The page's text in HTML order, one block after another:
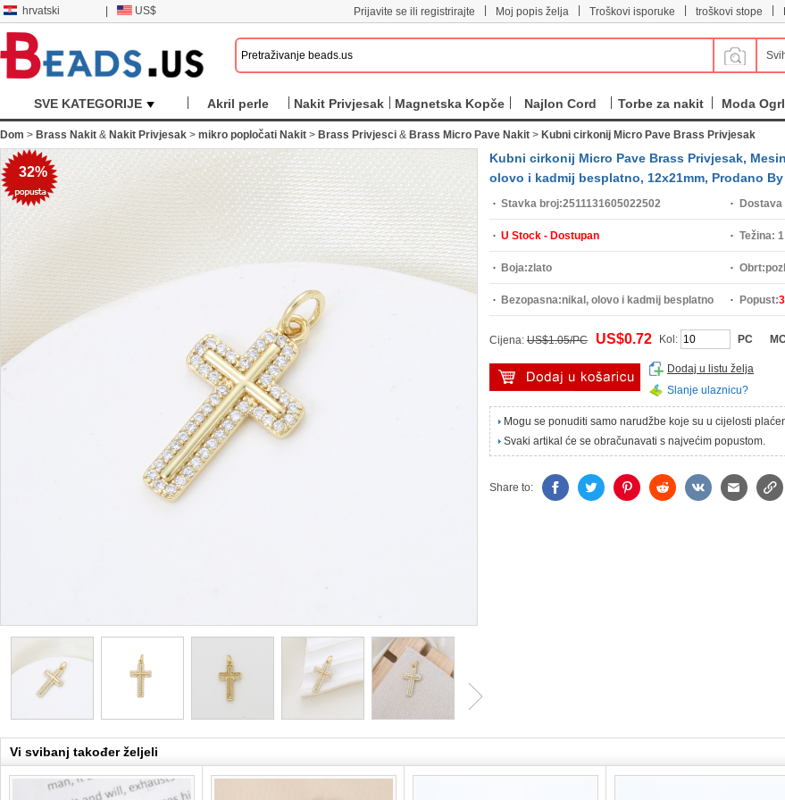
hrvatski US$ Prijavite se ili registrirajte Moj popis želja Troškovi isporuke troškovi stope
SVE KATEGORIJE Akril perle Nakit Privjesak Magnetska Kopče Najlon Cord Torbe za nakit Moda
Dom > Brass Nakit & Nakit Privjesak > mikro popločati Nakit > Brass Privjesci & Brass Micro Pave Nakit > Kubni cirkonij Micro Pave Brass Privjesak
32%
Kubni cirkonij Micro Pave Brass Privjesak,
olovo i kadmij besplatno, 12x21mm, Prodano By
Stavka broj:2511131605022502 Dostava
U Stock - Dostupan Težina:
Boja:zlato Obrt:
Bezopasna:nikal, olovo i kadmij besplatno Popust:
Cijena: US$1.05/PC US$0.72 Kol: PC
Dodaj u listu želja
Slanje ulaznicu?
Mogu se ponuditi samo narudžbe koje su u cijelosti
Svaki artikal će se obračunavati s najvećim popustom.
Share to:
Vi svibanj također željeli